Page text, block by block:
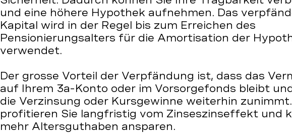
und eine höhere Hypothek aufnehmen. Das
Kapital wird in der Regel bis zum Erreichen des
Pensionierungsalters für die Amortisation der
verwendet.
Der grosse Vorteil der Verpfändung ist, dass das
auf Ihrem 3a-Konto oder im Vorsorgefonds bleibt
die Verzinsung oder Kursgewinne weiterhin
profitieren Sie langfristig vom Zinseszinseffekt und
mehr Altersguthaben ansparen.